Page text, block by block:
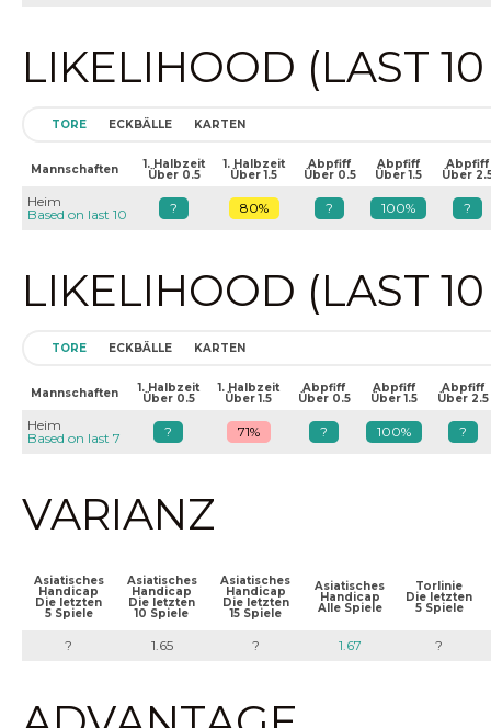
LIKELIHOOD (LAST
TORE ECKBÄLLE KARTEN
Mannschaften 1. Halbzeit
Über 0.5
1. Halbzeit
Über 1.5
Abpfiff
Über 0.5
Abpfiff
Über 1.5
Abpfiff
Über
Heim
Based on last 10
? 80% ? 100% ?
LIKELIHOOD (LAST
TORE ECKBÄLLE KARTEN
Mannschaften 1. Halbzeit
Über 0.5
1. Halbzeit
Über 1.5
Abpfiff
Über 0.5
Abpfiff
Über 1.5
Abpfiff
Über 2.5
Heim
Based on last 7
? 71% ? 100% ?
VARIANZ
Asiatisches
Handicap
Die letzten
5 Spiele
Asiatisches
Handicap
Die letzten
10 Spiele
Asiatisches
Handicap
Die letzten
15 Spiele
Asiatisches
Handicap
Alle Spiele
Torlinie
Die letzten
5 Spiele
? 1.65 ? 1.67 ?